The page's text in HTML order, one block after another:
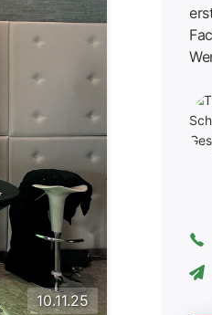
10.11.25